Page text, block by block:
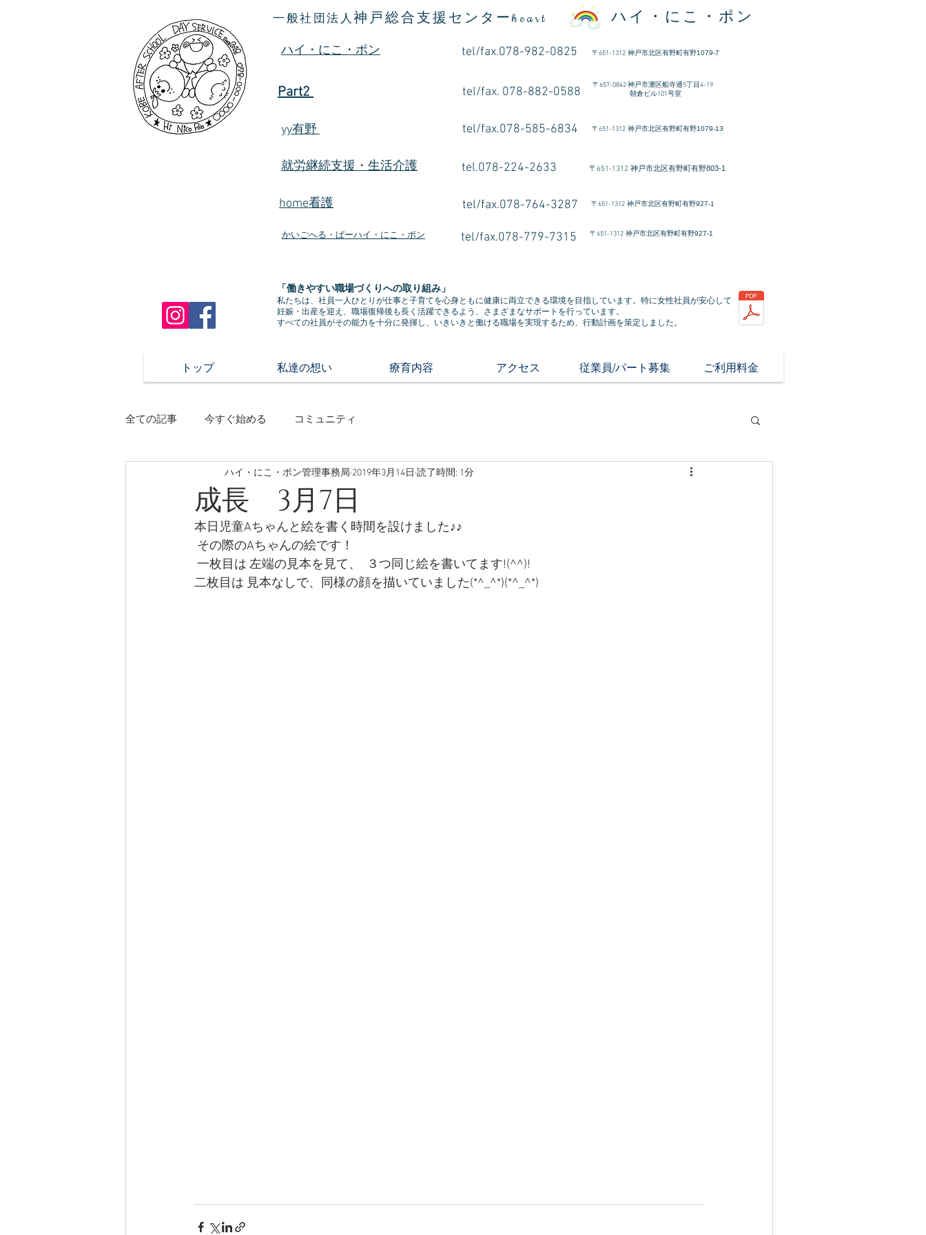
一般社団法人神戸総合支援センターheart ハイ・にこ・ポン
ハイ・にこ・ポン tel/fax.078-982-0825 〒 651-1312 ​神戸市北区有野町有野1079-7
Part2 tel/fax. 078-882-0588
〒 657-0842 神戸市灘区船寺通5丁目4-19
朝倉ビル101号室
yy有野 tel/fax.078-585-6834 〒 651-1312 神戸市北区有野町有野1079-13
就労継続支援・生活介護 tel.078-224-2633 〒 651-1312 神戸市北区有野町有野803-1
home看護 tel/fax.078-764-3287 〒 651-1312 神戸市北区有野町有野927-1
かいごへる・ぱーハイ・にこ・ポン tel/fax.078-779-7315 〒 651-1312 神戸市北区有野町有野927-1
「働きやすい職場づくりへの取り組み」
私たちは、社員一人ひとりが仕事と子育てを心身ともに健康に両立できる環境を目指しています。特に女性社員が安心して
妊娠・出産を迎え、職場復帰後も長く活躍できるよう、さまざまなサポートを行っています。
すべての社員がその能力を十分に発揮し、いきいきと働ける職場を実現するため、行動計画を策定しました。
トップ 私達の想い 療育内容 アクセス 従業員/パート募集 ご利用料金
全ての記事 今すぐ始める コミュニティ
成長 3月7日
ハイ・にこ・ポン管理事務局 2019年3月14日 読了時間: 1分
本日児童Aちゃんと絵を書く時間を設けました♪♪
その際のAちゃんの絵です！
一枚目は 左端の見本を見て、  ３つ同じ絵を書いてます!(^^)!
二枚目は 見本なしで、同様の顔を描いていました(*^_^*)(*^_^*)